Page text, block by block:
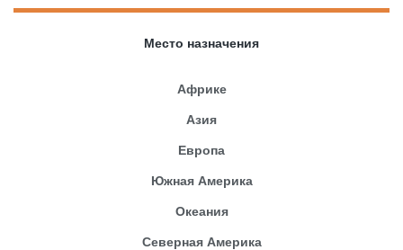
Место назначения
Африке
Азия
Европа
Южная Америка
Океания
Северная Америка